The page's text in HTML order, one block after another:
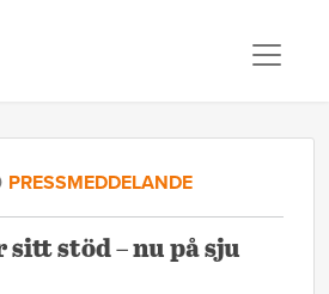
PRESSMEDDELANDE
stöd – nu på sju